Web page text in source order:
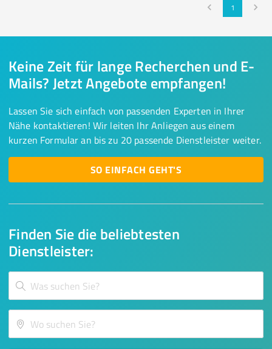
1
Finden Sie die beliebtesten
Dienstleister:
Keine Zeit für lange Recherchen und E-
Mails? Jetzt Angebote empfangen!
Lassen Sie sich einfach von passenden Experten in Ihrer
Nähe kontaktieren! Wir leiten Ihr Anliegen aus einem
kurzen Formular an bis zu 20 passende Dienstleister weiter.
SO EINFACH GEHT'S